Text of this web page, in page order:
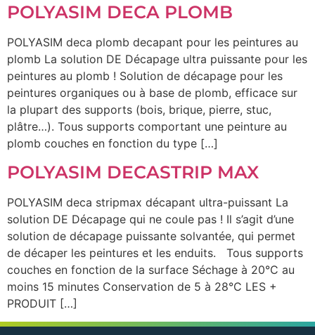
POLYASIM DECA PLOMB
POLYASIM deca plomb decapant pour les peintures au
plomb La solution DE Décapage ultra puissante pour les
peintures au plomb ! Solution de décapage pour les
peintures organiques ou à base de plomb, efficace sur
la plupart des supports (bois, brique, pierre, stuc,
plâtre…). Tous supports comportant une peinture au
plomb couches en fonction du type […]
POLYASIM DECASTRIP MAX
POLYASIM deca stripmax décapant ultra-puissant La
solution DE Décapage qui ne coule pas ! Il s’agit d’une
solution de décapage puissante solvantée, qui permet
de décaper les peintures et les enduits. Tous supports
couches en fonction de la surface Séchage à 20°C au
moins 15 minutes Conservation de 5 à 28°C LES +
PRODUIT […]